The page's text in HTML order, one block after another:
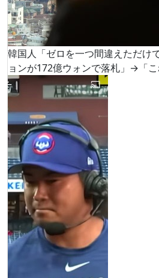
韓国人「ゼロを一つ間違えただけ
ョンが172億ウォンで落札」→「こ